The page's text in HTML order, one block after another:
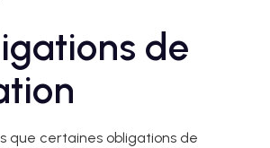
de
que certaines obligations de